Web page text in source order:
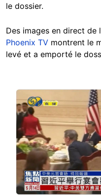
le dossier.
Des images en direct de
Phoenix TV montrent le
levé et a emporté le
Image